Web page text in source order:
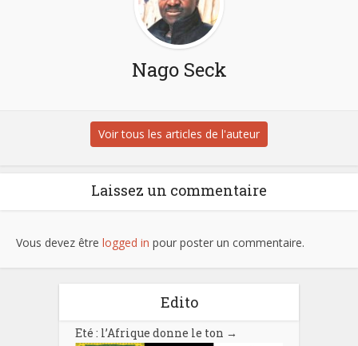
Nago Seck
Voir tous les articles de l'auteur
Laissez un commentaire
Vous devez être logged in pour poster un commentaire.
Edito
Eté : l’Afrique donne le ton →